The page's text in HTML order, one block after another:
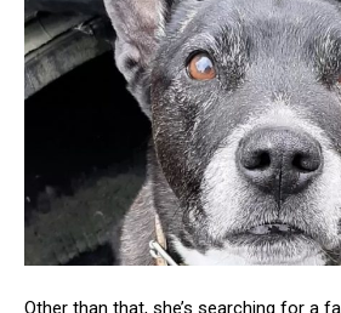
Other than that, she’s searching for a